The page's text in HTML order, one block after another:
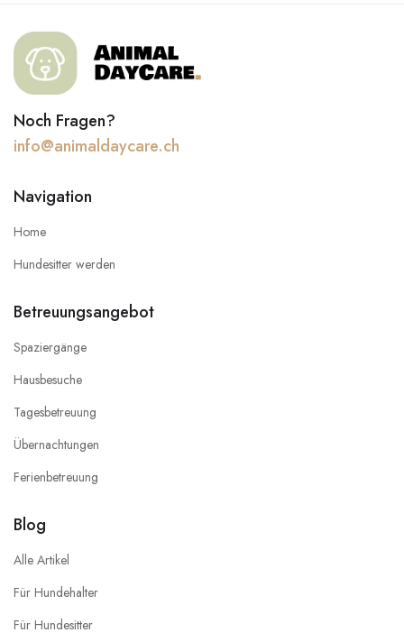
Noch Fragen?
info@animaldaycare.ch
Navigation
Home
Hundesitter werden
Betreuungsangebot
Spaziergänge
Hausbesuche
Tagesbetreuung
Übernachtungen
Ferienbetreuung
Blog
Alle Artikel
Für Hundehalter
Für Hundesitter